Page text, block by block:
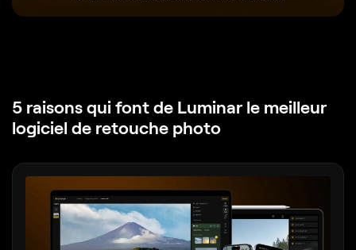
5 raisons qui font de Luminar le meilleur
logiciel de retouche photo